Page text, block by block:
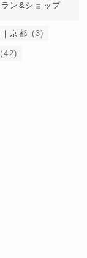
ン&ショップ
京都 (3)
(42)